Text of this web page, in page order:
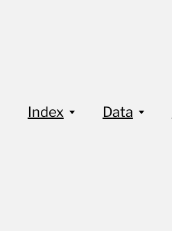
Index Data